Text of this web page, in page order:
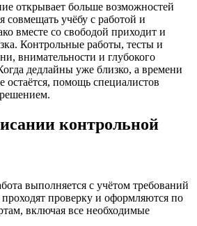
открывает больше возможностей
совмещать учёбу с работой и
вместе со свободой приходит и
Контрольные работы, тесты и
внимательности и глубокого
дедлайны уже близко, а времени
остаётся, помощь специалистов
контрольной
выполняется с учётом требований
проверку и оформляются по
включая все необходимые